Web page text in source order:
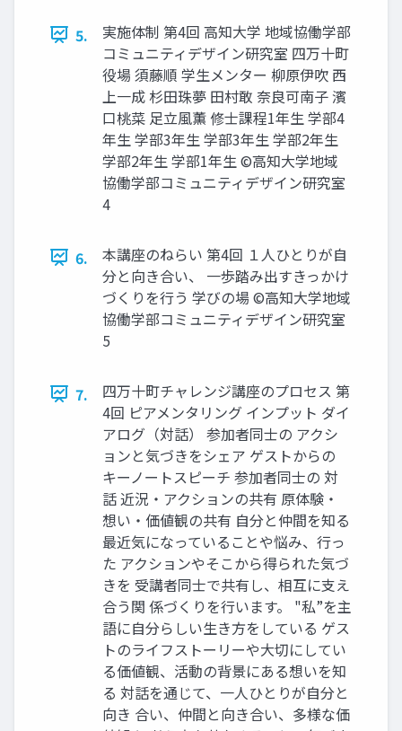
5.
実施体制 第4回 高知大学 地域協働学部
コミュニティデザイン研究室 四万十町
役場 須藤順 学生メンター 柳原伊吹 西
上一成 杉田珠夢 田村敢 奈良可南子 濱
口桃菜 足立風薫 修士課程1年生 学部4
年生 学部3年生 学部3年生 学部2年生
学部2年生 学部1年生 ©高知大学地域
協働学部コミュニティデザイン研究室
4
6.
本講座のねらい 第4回 １人ひとりが自
分と向き合い、 一歩踏み出すきっかけ
づくりを行う 学びの場 ©高知大学地域
協働学部コミュニティデザイン研究室
5
7.
四万十町チャレンジ講座のプロセス 第
4回 ピアメンタリング インプット ダイ
アログ（対話） 参加者同士の アクシ
ョンと気づきをシェア ゲストからの
キーノートスピーチ 参加者同士の 対
話 近況・アクションの共有 原体験・
想い・価値観の共有 自分と仲間を知る
最近気になっていることや悩み、行っ
た アクションやそこから得られた気づ
きを 受講者同士で共有し、相互に支え
合う関 係づくりを行います。 "私”を主
語に自分らしい生き方をしている ゲス
トのライフストーリーや大切にしてい
る価値観、活動の背景にある想いを知
る 対話を通じて、一人ひとりが自分と
向き 合い、仲間と向き合い、多様な価